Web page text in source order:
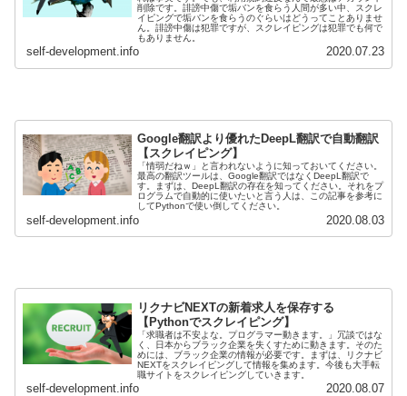
削除です。誹謗中傷で垢バンを食らう人間が多い中、スクレ
イピングで垢バンを食らうのぐらいはどうってことありませ
ん。誹謗中傷は犯罪ですが、スクレイピングは犯罪でも何で
もありません。
self-development.info 2020.07.23
Google翻訳より優れたDeepL翻訳で自動翻訳
【スクレイピング】
「情弱だねｗ」と言われないように知っておいてください。
最高の翻訳ツールは、Google翻訳ではなくDeepL翻訳で
す。まずは、DeepL翻訳の存在を知ってください。それをプ
ログラムで自動的に使いたいと言う人は、この記事を参考に
してPythonで使い倒してください。
self-development.info 2020.08.03
リクナビNEXTの新着求人を保存する
【Pythonでスクレイピング】
「求職者は不安よな。プログラマー動きます。」冗談ではな
く、日本からブラック企業を失くすために動きます。そのた
めには、ブラック企業の情報が必要です。まずは、リクナビ
NEXTをスクレイピングして情報を集めます。今後も大手転
職サイトをスクレイピングしていきます。
self-development.info 2020.08.07